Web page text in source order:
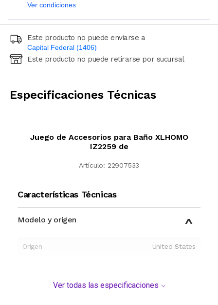
Ver condiciones
Este producto no puede enviarse a
Capital Federal (1406)
Ingresá código postal (sólo números)
Este producto no puede retirarse por sucursal
Especificaciones Técnicas
Juego de Accesorios para Baño XLHOMO
IZ2259 de
Artículo: 22907533
Características Técnicas
Modelo y origen
Origen United States
Ver todas las especificaciones